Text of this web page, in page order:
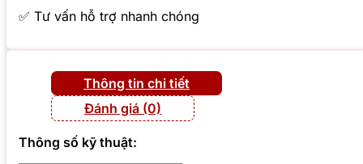
✅ Tư vấn hỗ trợ nhanh chóng
Thông tin chi tiết
Đánh giá (0)
Thông số kỹ thuật: